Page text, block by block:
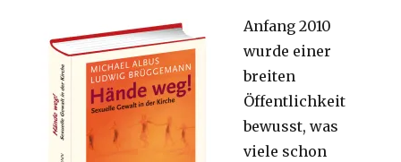
Anfang 2010
wurde einer
breiten
Öffentlichkeit
bewusst, was
viele schon